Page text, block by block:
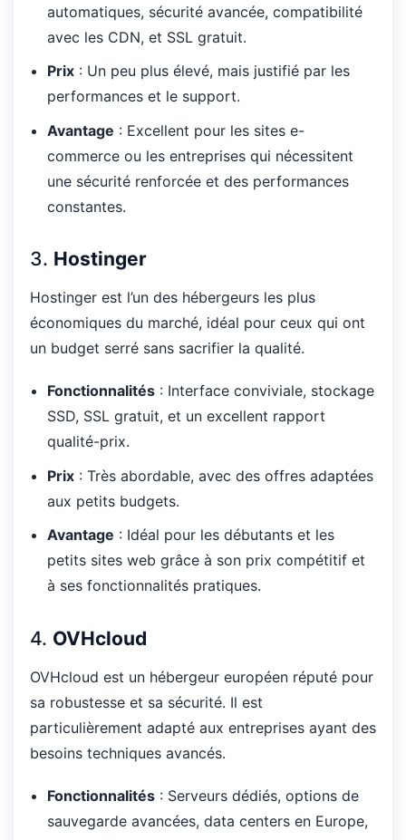
automatiques, sécurité avancée, compatibilité
avec les CDN, et SSL gratuit.
Prix : Un peu plus élevé, mais justifié par les
performances et le support.
Avantage : Excellent pour les sites e-
commerce ou les entreprises qui nécessitent
une sécurité renforcée et des performances
constantes.
3. Hostinger
Hostinger est l’un des hébergeurs les plus
économiques du marché, idéal pour ceux qui ont
un budget serré sans sacrifier la qualité.
Fonctionnalités : Interface conviviale, stockage
SSD, SSL gratuit, et un excellent rapport
qualité-prix.
Prix : Très abordable, avec des offres adaptées
aux petits budgets.
Avantage : Idéal pour les débutants et les
petits sites web grâce à son prix compétitif et
à ses fonctionnalités pratiques.
4. OVHcloud
OVHcloud est un hébergeur européen réputé pour
sa robustesse et sa sécurité. Il est
particulièrement adapté aux entreprises ayant des
besoins techniques avancés.
Fonctionnalités : Serveurs dédiés, options de
sauvegarde avancées, data centers en Europe,